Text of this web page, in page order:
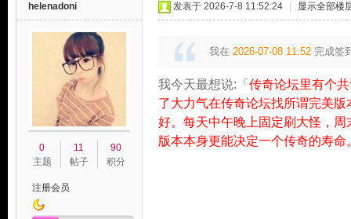
helenadoni
0
主题
11
帖子
90
积分
注册会员
发表于 2026-7-8 11:52:24 显示全部楼
我在 2026-07-08 11:52完成签
我今天最想说:「 传奇论坛里有个
了大力气在传奇论坛找所谓完美
好。每天中午晚上固定刷大怪，
版本本身更能决定一个传奇的寿命